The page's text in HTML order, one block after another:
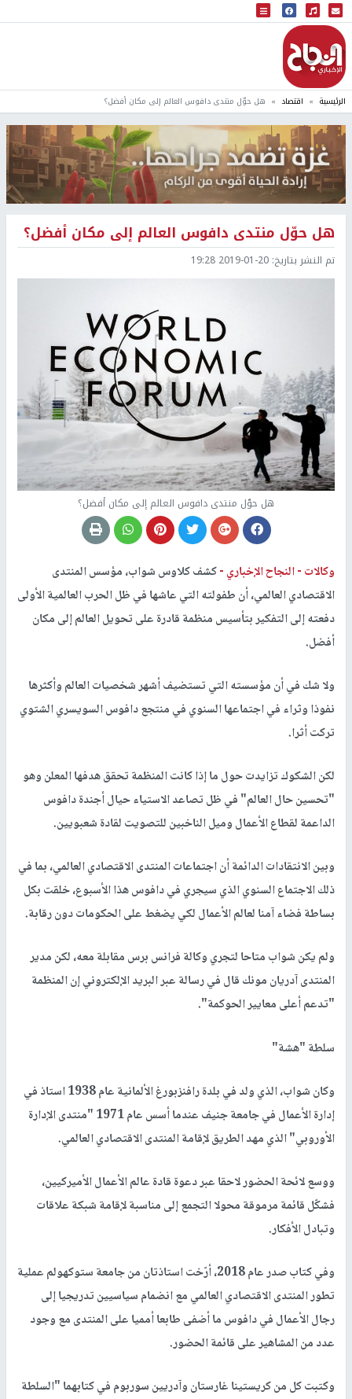
البث المباشر
إذاعة النجاح
الرئيسية اقتصاد هل حوّل منتدى دافوس العالم إلى مكان أفضل؟
هل حوّل منتدى دافوس العالم إلى مكان أفضل؟
تم النشر بتاريخ: 2019-01-20 19:28
هل حوّل منتدى دافوس العالم إلى مكان أفضل؟
وكالات -النجاح الإخباري -كشف كلاوس شواب، مؤسس المنتدى
الاقتصادي العالمي، أن طفولته التي عاشها في ظل الحرب العالمية الأولى
دفعته إلى التفكير بتأسيس منظمة قادرة على تحويل العالم إلى مكان
أفضل.
ولا شك في أن مؤسسته التي تستضيف أشهر شخصيات العالم وأكثرها
نفوذا وثراء في اجتماعها السنوي في منتجع دافوس السويسري الشتوي
تركت أثرا.
لكن الشكوك تزايدت حول ما إذا كانت المنظمة تحقق هدفها المعلن وهو
"تحسين حال العالم" في ظل تصاعد الاستياء حيال أجندة دافوس
الداعمة لقطاع الأعمال وميل الناخبين للتصويت لقادة شعبويين.
وبين الانتقادات الدائمة أن اجتماعات المنتدى الاقتصادي العالمي، بما في
ذلك الاجتماع السنوي الذي سيجري في دافوس هذا الأسبوع، خلقت بكل
بساطة فضاء آمنا لعالم الأعمال لكي يضغط على الحكومات دون رقابة.
ولم يكن شواب متاحا لتجري وكالة فرانس برس مقابلة معه، لكن مدير
المنتدى آدريان مونك قال في رسالة عبر البريد الإلكتروني إن المنظمة
"تدعم أعلى معايير الحوكمة".
سلطة "هشة"
وكان شواب، الذي ولد في بلدة رافنزبورغ الألمانية عام 1938 استاذ في
إدارة الأعمال في جامعة جنيف عندما أسس عام 1971 "منتدى الإدارة
الأوروبي" الذي مهد الطريق لإقامة المنتدى الاقتصادي العالمي.
ووسع لائحة الحضور لاحقا عبر دعوة قادة عالم الأعمال الأميركيين،
فشكّل قائمة مرموقة محولا التجمع إلى مناسبة لإقامة شبكة علاقات
وتبادل الأفكار.
وفي كتاب صدر عام 2018، أرّخت استاذتان من جامعة ستوكهولم عملية
تطور المنتدى الاقتصادي العالمي مع انضمام سياسيين تدريجيا إلى
رجال الأعمال في دافوس ما أضفى طابعا أمميا على المنتدى مع وجود
عدد من المشاهير على قائمة الحضور.
وكتبت كل من كريستينا غارستان وآدريين سوربوم في كتابهما "السلطة